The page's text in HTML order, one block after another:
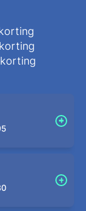
korting
korting